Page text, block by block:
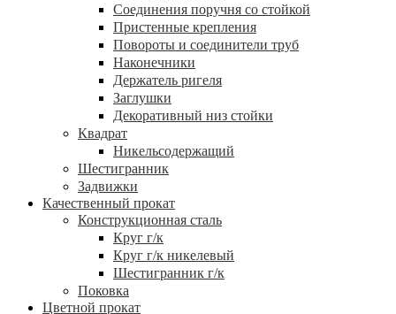
Соединения поручня со стойкой
Пристенные крепления
Повороты и соединители труб
Наконечники
Держатель ригеля
Заглушки
Декоративный низ стойки
Квадрат
Никельсодержащий
Шестигранник
Задвижки
Качественный прокат
Конструкционная сталь
Круг г/к
Круг г/к никелевый
Шестигранник г/к
Поковка
Цветной прокат